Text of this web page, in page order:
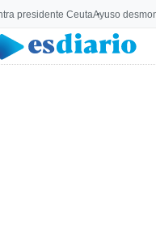
presidente CeutaAyuso